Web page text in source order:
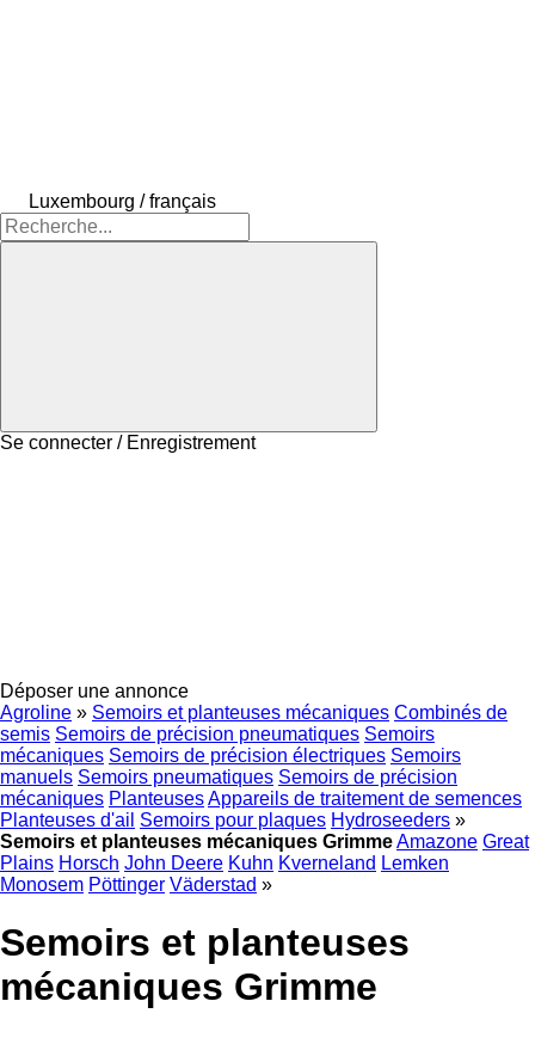
Luxembourg / français
Se connecter / Enregistrement
Déposer une annonce
Agroline » Semoirs et planteuses mécaniques Combinés de
semis Semoirs de précision pneumatiques Semoirs
mécaniques Semoirs de précision électriques Semoirs
manuels Semoirs pneumatiques Semoirs de précision
mécaniques PlanteusesAppareils de traitement de semences
Planteuses d'ail Semoirs pour plaques Hydroseeders »
Semoirs et planteuses mécaniques GrimmeAmazone Great
Plains Horsch John Deere Kuhn Kverneland Lemken
Monosem Pöttinger Väderstad »
Semoirs et planteuses
mécaniques Grimme